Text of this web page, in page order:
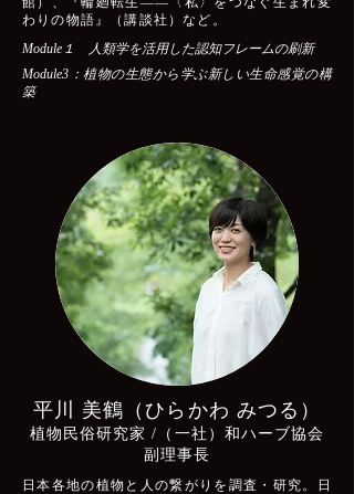
わりの物語』（講談社）など。
Module１ 人類学を活用した認知フレームの刷新
Module3：植物の生態から学ぶ新しい生命感覚の構
築
平川 美鶴（ひらかわ みつる）
植物民俗研究家 /（一社）和ハーブ協会
副理事長
日本各地の植物と人の繋がりを調査・研究。日